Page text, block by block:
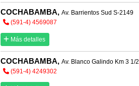
COCHABAMBA, Av. Barrientos Sud S-2149
(591-4) 4569087
Más detalles
COCHABAMBA, Av. Blanco Galindo Km 3 1/2
(591-4) 4249302